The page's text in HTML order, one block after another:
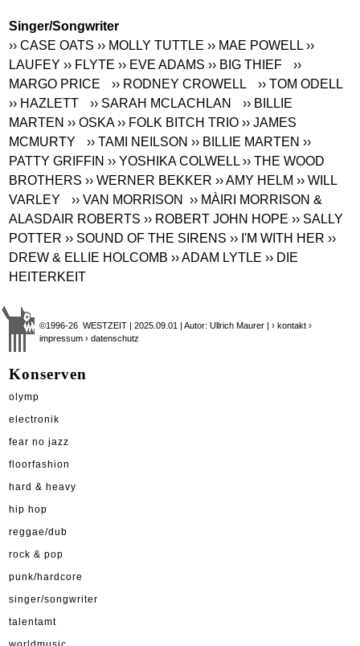
Singer/Songwriter
›› CASE OATS ›› MOLLY TUTTLE ›› MAE POWELL ››
LAUFEY ›› FLYTE ›› EVE ADAMS ›› BIG THIEF
››
MARGO PRICE
›› RODNEY CROWELL
›› TOM ODELL
›› HAZLETT
›› SARAH MCLACHLAN
›› BILLIE
MARTEN ›› OSKA ›› FOLK BITCH TRIO ›› JAMES
MCMURTY
›› TAMI NEILSON ›› BILLIE MARTEN ››
PATTY GRIFFIN ›› YOSHIKA COLWELL ›› THE WOOD
BROTHERS ›› WERNER BEKKER ›› AMY HELM ›› WILL
VARLEY
›› VAN MORRISON
›› MÀIRI MORRISON &
ALASDAIR ROBERTS ›› ROBERT JOHN HOPE ›› SALLY
POTTER ›› SOUND OF THE SIRENS ›› I'M WITH HER››
DREW & ELLIE HOLCOMB ›› ADAM LYTLE ›› DIE
HEITERKEIT
©1996-26 WESTZEIT | 2025.09.01 | Autor: Ullrich Maurer |› kontakt ›
impressum › datenschutz
Konserven
olymp
electronik
fear no jazz
floorfashion
hard & heavy
hip hop
reggae/dub
rock & pop
punk/hardcore
singer/songwriter
talentamt